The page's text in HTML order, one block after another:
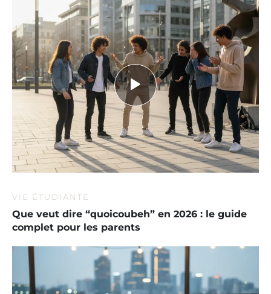
VIE ÉTUDIANTE
Que veut dire “quoicoubeh” en 2026 : le guide
complet pour les parents